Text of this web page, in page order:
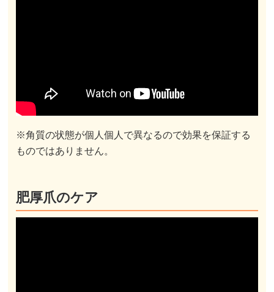
※角質の状態が個人個人で異なるので効果を保証する
ものではありません。
肥厚爪のケア